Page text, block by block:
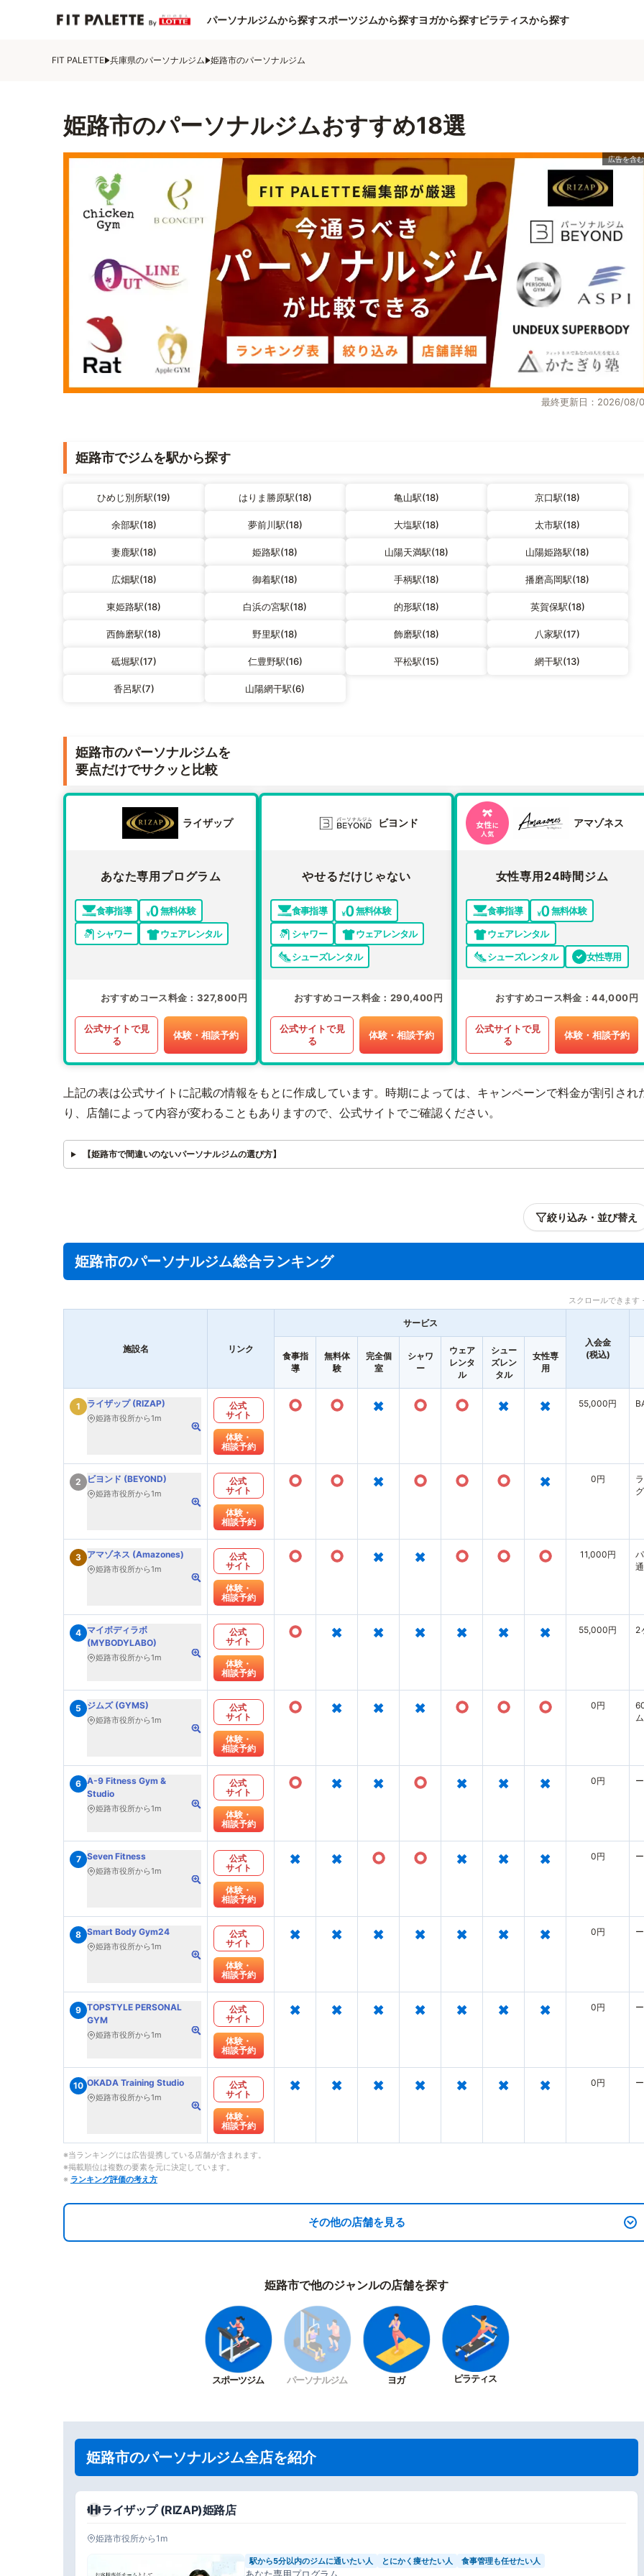
パーソナルジムから探すスポーツジムから探すヨガから探すピラティスから探す
FIT PALETTE 兵庫県のパーソナルジム 姫路市のパーソナルジム
姫路市のパーソナルジムおすすめ18選
最終更新日：2026/08/
姫路市でジムを駅から探す
ひめじ別所駅(19) はりま勝原駅(18) 亀山駅(18) 京口駅(18)
余部駅(18) 夢前川駅(18) 大塩駅(18) 太市駅(18)
妻鹿駅(18) 姫路駅(18) 山陽天満駅(18) 山陽姫路駅(18)
広畑駅(18) 御着駅(18) 手柄駅(18) 播磨高岡駅(18)
東姫路駅(18) 白浜の宮駅(18) 的形駅(18) 英賀保駅(18)
西飾磨駅(18) 野里駅(18) 飾磨駅(18) 八家駅(17)
砥堀駅(17) 仁豊野駅(16) 平松駅(15) 網干駅(13)
香呂駅(7) 山陽網干駅(6)
姫路市のパーソナルジムを
要点だけでサクッと比較
ライザップ
あなた専用プログラム
食事指導
無料体験
シャワー
ウェアレンタル
おすすめコース料金 327,800円
公式サイトで見
る
体験・相談予約
ビヨンド
やせるだけじゃない
食事指導
無料体験
シャワー
ウェアレンタル
シューズレンタル
おすすめコース料金 290,400円
公式サイトで見
る
体験・相談予約
アマゾネス
女性専用24時間ジム
食事指導
無料体験
ウェアレンタル
シューズレンタル
女性専用
おすすめコース料金 44,000円
公式サイトで見
る
体験・相談予約
上記の表は公式サイトに記載の情報をもとに作成しています。時期によっては、キャンペーンで料金が割引され
り、店舗によって内容が変わることもありますので、公式サイトでご確認ください。
【姫路市で間違いのないパーソナルジムの選び方】
絞り込み・並び替え
姫路市のパーソナルジム総合ランキング
スクロールできま
施設名 リンク
サービス
入会金
(税込)
食事指
導
無料体
験
完全個
室
シャワ
ー
ウェア
レンタ
ル
シュー
ズレン
タル
女性専
用
1 ライザップ (RIZAP)
姫路市役所から1m
公式
サイト
体験・
相談予約
○ ○ × ○ ○ × × 55,000円
2 ビヨンド (BEYOND)
姫路市役所から1m
公式
サイト
体験・
相談予約
○ ○ × ○ ○ ○ × 0円
3 アマゾネス (Amazones)
姫路市役所から1m
公式
サイト
体験・
相談予約
○ ○ × × ○ ○ ○ 11,000円
4 マイボディラボ
(MYBODYLABO)
姫路市役所から1m
公式
サイト
体験・
相談予約
○ × × × × × × 55,000円 2
5 ジムズ (GYMS)
姫路市役所から1m
公式
サイト
体験・
相談予約
○ × × × ○ ○ ○ 0円
6 A-9 Fitness Gym &
Studio
姫路市役所から1m
公式
サイト
体験・
相談予約
○ × × ○ × × × 0円 ー
7 Seven Fitness
姫路市役所から1m
公式
サイト
体験・
相談予約
× × ○ ○ × × × 0円 ー
8 Smart Body Gym24
姫路市役所から1m
公式
サイト
体験・
相談予約
× × × × × × × 0円 ー
9 TOPSTYLE PERSONAL
GYM
姫路市役所から1m
公式
サイト
体験・
相談予約
× × × × × × × 0円 ー
10 OKADA Training Studio
姫路市役所から1m
公式
サイト
体験・
相談予約
× × × × × × × 0円 ー
※当ランキングには広告提携している店舗が含まれます。
※掲載順位は複数の要素を元に決定しています。
※ ランキング評価の考え方
その他の店舗を見る
姫路市で他のジャンルの店舗を探す
スポーツジム パーソナルジム ヨガ ピラティス
姫路市のパーソナルジム全店を紹介
ライザップ (RIZAP)姫路店
姫路市役所から1m
駅から5分以内のジムに通いたい人 とにかく痩せたい人 食事管理も任せたい人